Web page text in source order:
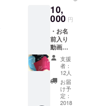
10,
000 円
・お名
前入り
動画で
お礼さ
せてい
ただき
ます。
・ポス
トカー
ド ・島
支援
者：
12人
お届
け予
定：
2018